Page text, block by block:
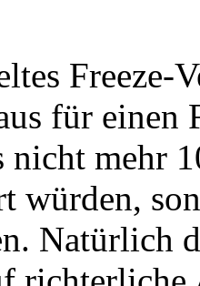
Freeze-
für einen
nicht mehr
würden,
Natürlich